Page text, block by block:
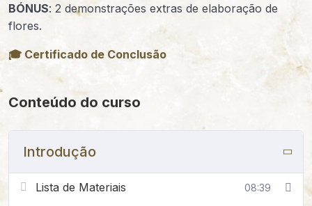
BÓNUS: 2 demonstrações extras de elaboração de
flores.
🎓 Certificado de Conclusão
Conteúdo do curso
Introdução
Lista de Materiais 08:39